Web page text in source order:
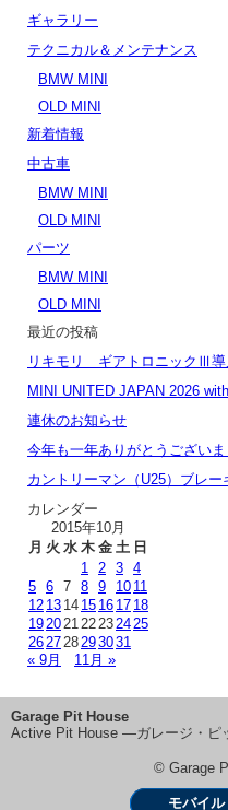
ギャラリー
テクニカル＆メンテナンス
BMW MINI
OLD MINI
新着情報
中古車
BMW MINI
OLD MINI
パーツ
BMW MINI
OLD MINI
最近の投稿
リキモリ ギアトロニックⅢ導
MINI UNITED JAPAN 2026
連休のお知らせ
今年も一年ありがとうございま
カントリーマン（U25）ブレー
カレンダー
2015年10月
月 火 水 木 金 土 日
1
2 3 4
5 6 7 8 9 10 11
12 13 14 15 16 17 18
19 20 21 22 23 24 25
26 27 28 293031
« 9月
11月 »
Garage Pit House
Active Pit House ―ガレージ・ピ
© Garage
モバイル